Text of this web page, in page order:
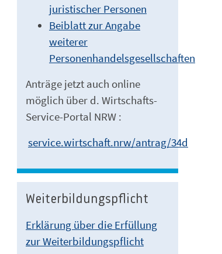
juristischer Personen
Beiblatt zur Angabe
weiterer
Personenhandelsgesellschaften
Anträge jetzt auch online
möglich über d. Wirtschafts-
Service-Portal NRW :
service.wirtschaft.nrw/antrag/34d
Weiterbildungspflicht
Erklärung über die Erfüllung
zur Weiterbildungspflicht